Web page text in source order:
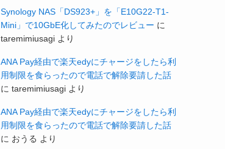
Synology NAS「DS923+」を「E10G22-T1-
Mini」で10GbE化してみたのでレビュー に
taremimiusagi より
ANA Pay経由で楽天edyにチャージをしたら利
用制限を食らったので電話で解除要請した話
に taremimiusagi より
ANA Pay経由で楽天edyにチャージをしたら利
用制限を食らったので電話で解除要請した話
に おうる より